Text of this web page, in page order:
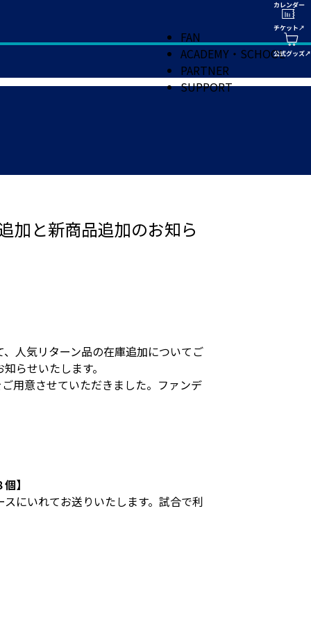
FAN
ACADEMY・SCHOOL
PARTNER
SUPPORT
加と新商品追加のお知ら
人気リターン品の在庫追加についてご
らせいたします。
用意させていただきました。ファンデ
】
にいれてお送りいたします。試合で利